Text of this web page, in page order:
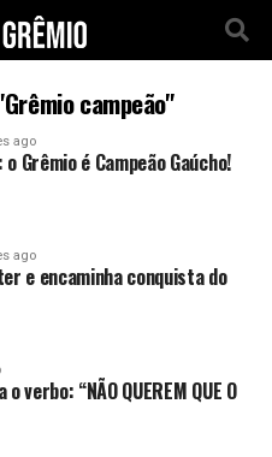
campeão"
ago
Grêmio é Campeão Gaúcho!
ago
e encaminha conquista do
verbo: “NÃO QUEREM QUE O